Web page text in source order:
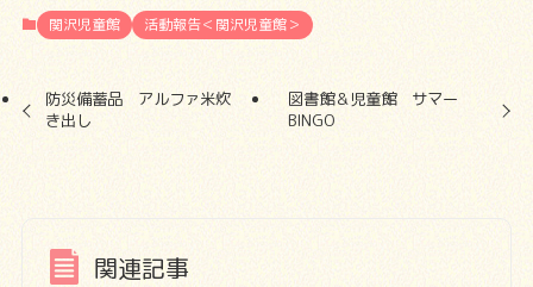
関沢児童館 活動報告＜関沢児童館＞
防災備蓄品 アルファ米炊
き出し
図書館＆児童館 サマー
BINGO
関連記事